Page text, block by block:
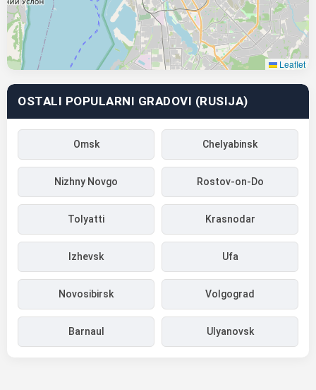
Leaflet
OSTALI POPULARNI GRADOVI (RUSIJA)
Omsk Chelyabinsk
Nizhny Novgo Rostov-on-Do
Tolyatti Krasnodar
Izhevsk Ufa
Novosibirsk Volgograd
Barnaul Ulyanovsk